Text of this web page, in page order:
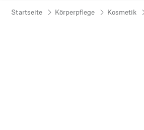
Startseite Körperpflege Kosmetik